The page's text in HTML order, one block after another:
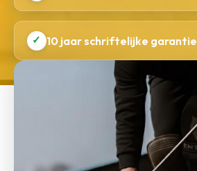
✓ 10 jaar schriftelijke garantie